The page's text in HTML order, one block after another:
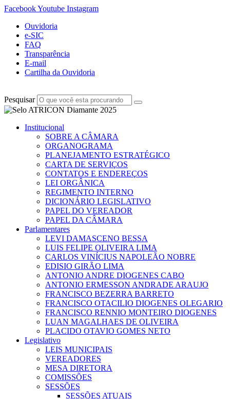
FacebookYoutube Instagram
Ouvidoria
e-SIC
FAQ
Transparência
E-mail
Cartilha da Ouvidoria
Pesquisar
Institucional
SOBRE A CÂMARA
ORGANOGRAMA
PLANEJAMENTO ESTRATÉGICO
CARTA DE SERVIÇOS
CONTATOS E ENDEREÇOS
LEI ORGÂNICA
REGIMENTO INTERNO
DICIONÁRIO LEGISLATIVO
PAPEL DO VEREADOR
PAPEL DA CÂMARA
Parlamentares
LEVI DAMASCENO BESSA
LUIS FELIPE OLIVEIRA LIMA
CARLOS VINÍCIUS NAPOLEÃO NOBRE
EDISIO GIRÃO LIMA
ANTONIO ANDRE DIOGENES CABO
ANTONIO ERMESSON ANDRADE ARAUJO
FRANCISCO BEZERRA BARRETO
FRANCISCO OTACILIO DIOGENES OLEGARIO
FRANCISCO RENNIO MONTEIRO DIOGENES
LUAN MAGALHAES DE OLIVEIRA
PLACIDO OTAVIO GOMES NETO
Legislativo
LEIS MUNICIPAIS
VEREADORES
MESA DIRETORA
COMISSÕES
SESSÕES
SESSÕES ATUAIS